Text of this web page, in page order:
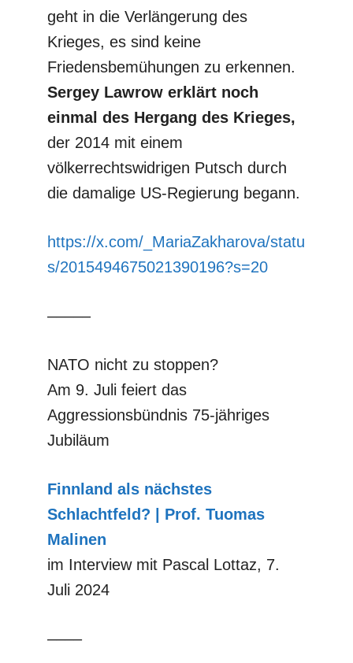
geht in die Verlängerung des
Krieges, es sind keine
Friedensbemühungen zu erkennen.
Sergey Lawrow erklärt noch
einmal des Hergang des Krieges,
der 2014 mit einem
völkerrechtswidrigen Putsch durch
die damalige US-Regierung begann.
https://x.com/_MariaZakharova/statu
s/2015494675021390196?s=20
–––––
NATO nicht zu stoppen?
Am 9. Juli feiert das
Aggressionsbündnis 75-jähriges
Jubiläum
Finnland als nächstes
Schlachtfeld? | Prof. Tuomas
Malinen
im Interview mit Pascal Lottaz, 7.
Juli 2024
––––